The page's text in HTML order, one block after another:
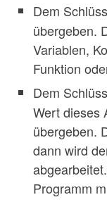
Dem
übergeben.
Variablen,
Funktion
Dem
Wert dieses
übergeben.
dann wird
Programm